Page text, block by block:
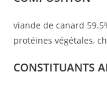
viande de canard
protéines végétales,
CONSTITUANTS